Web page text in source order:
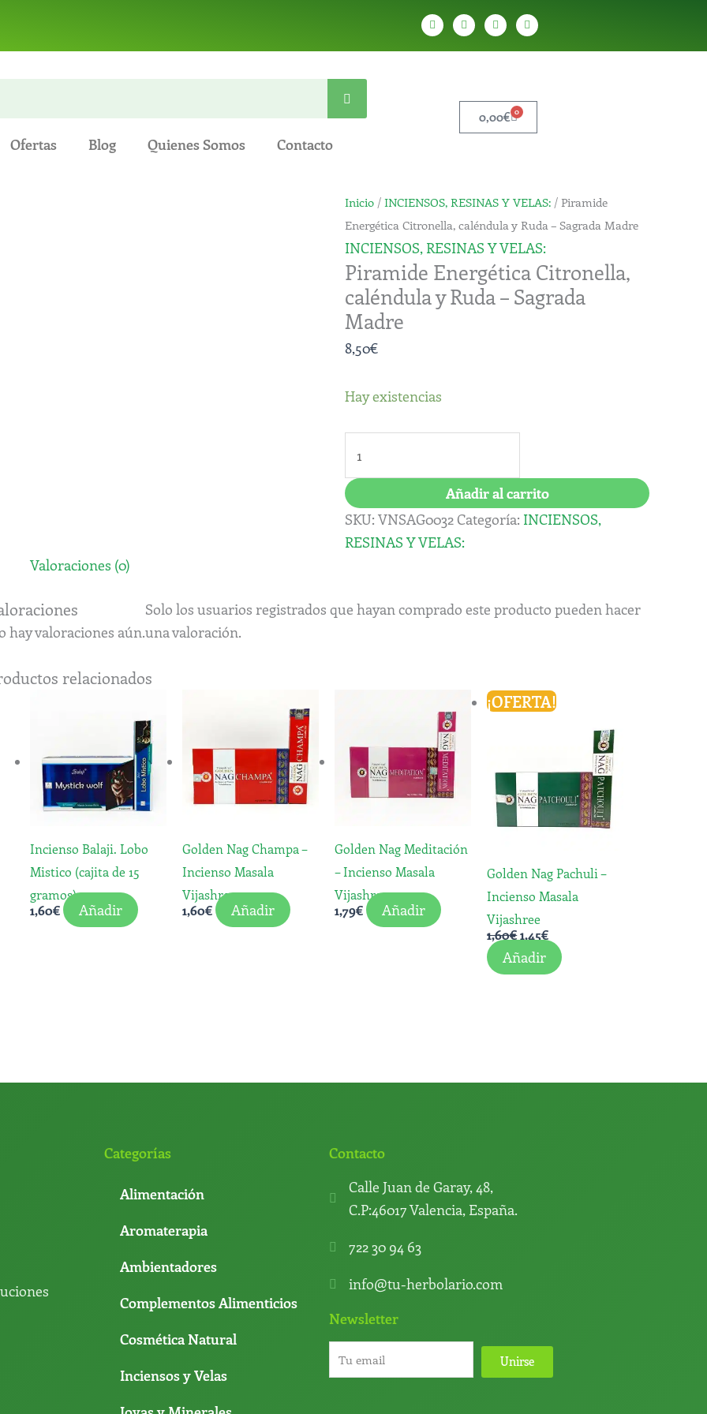
W
h
a
t
T
e
l
e
Y
o
u
t
T
i
k
t
Ofertas Blog Quienes Somos Contacto
0,00€ 0
Carrito
Inicio /INCIENSOS, RESINAS Y VELAS: / Piramide
Energética Citronella, caléndula y Ruda – Sagrada Madre
INCIENSOS, RESINAS Y VELAS:
Piramide Energética Citronella,
caléndula y Ruda – Sagrada
Madre
8,50€
Hay existencias
Piramide
Energética
Citronella,
caléndula
y
Ruda
-
Sagrada
cantidad
Añadir al carrito
SKU:VNSAG0032 Categoría: INCIENSOS,
RESINAS Y VELAS:
Valoraciones (0)
hay valoraciones aún.
Solo los usuarios registrados que hayan comprado este producto pueden hacer
una valoración.
relacionados
Incienso Balaji. Lobo
Mistico (cajita de 15
gramos)
1,60€ Añadir
Golden Nag Champa –
Incienso Masala
Vijashree
1,60€ Añadir
Golden Nag Meditación
– Incienso Masala
Vijashree
1,79€ Añadir
¡OFERTA!
Golden Nag Pachuli –
Incienso Masala
Vijashree
1,60€
El
precio
1,45€
El
precio
Añadir
Categorías
Alimentación
Aromaterapia
Ambientadores
Complementos Alimenticios
Cosmética Natural
Inciensos y Velas
Contacto
Calle Juan de Garay, 48,
C.P:46017 Valencia, España.
722 30 94 63
info@tu-herbolario.com
Newsletter
Unirse